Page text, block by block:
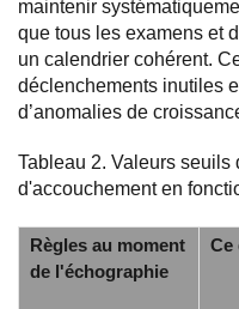
maintenir
que tous les examens et
un calendrier cohérent.
déclenchements inutiles
d’anomalies de
Tableau 2. Valeurs
d'accouchement en
Règles au moment
de l'échographie
Ce